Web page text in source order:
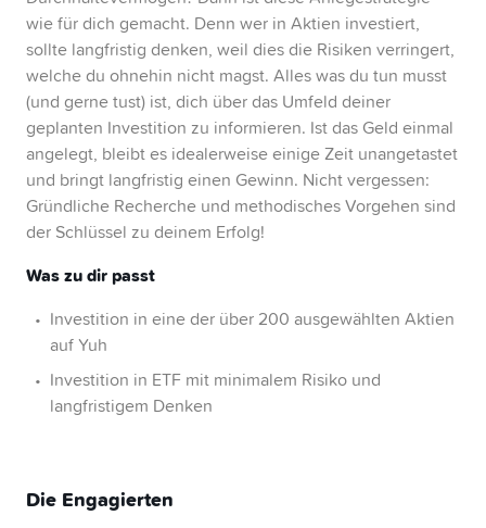
wie für dich gemacht. Denn wer in Aktien investiert,
sollte langfristig denken, weil dies die Risiken verringert,
welche du ohnehin nicht magst. Alles was du tun musst
(und gerne tust) ist, dich über das Umfeld deiner
geplanten Investition zu informieren. Ist das Geld einmal
angelegt, bleibt es idealerweise einige Zeit unangetastet
und bringt langfristig einen Gewinn. Nicht vergessen:
Gründliche Recherche und methodisches Vorgehen sind
der Schlüssel zu deinem Erfolg!
Was zu dir passt
Investition in eine der über 200 ausgewählten Aktien
auf Yuh
Investition in ETF mit minimalem Risiko und
langfristigem Denken
Die Engagierten